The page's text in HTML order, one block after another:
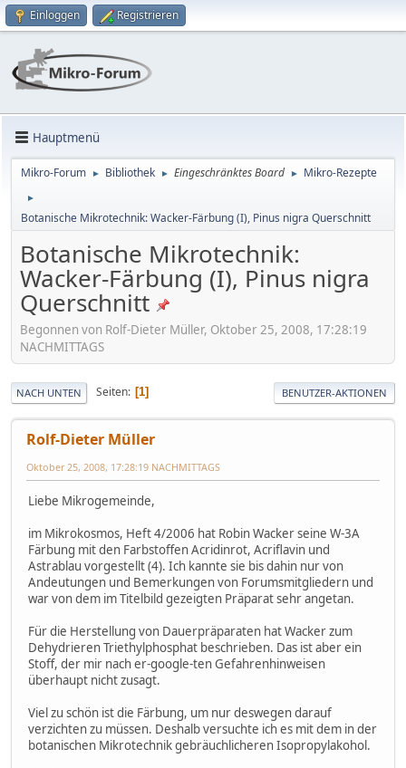
Einloggen Registrieren
Hauptmenü
Mikro-Forum ► Bibliothek ► Eingeschränktes Board ► Mikro-Rezepte
►
Botanische Mikrotechnik: Wacker-Färbung (I), Pinus nigra Querschnitt
Botanische Mikrotechnik:
Wacker-Färbung (I), Pinus nigra
Querschnitt
Begonnen von Rolf-Dieter Müller, Oktober 25, 2008, 17:28:19
NACHMITTAGS
NACH UNTEN Seiten 1 BENUTZER-AKTIONEN
Rolf-Dieter Müller
Oktober 25, 2008, 17:28:19 NACHMITTAGS
Liebe Mikrogemeinde,
im Mikrokosmos, Heft 4/2006 hat Robin Wacker seine W-3A
Färbung mit den Farbstoffen Acridinrot, Acriflavin und
Astrablau vorgestellt (4). Ich kannte sie bis dahin nur von
Andeutungen und Bemerkungen von Forumsmitgliedern und
war von dem im Titelbild gezeigten Präparat sehr angetan.
Für die Herstellung von Dauerpräparaten hat Wacker zum
Dehydrieren Triethylphosphat beschrieben. Das ist aber ein
Stoff, der mir nach er-google-ten Gefahrenhinweisen
überhaupt nicht zusagt.
Viel zu schön ist die Färbung, um nur deswegen darauf
verzichten zu müssen. Deshalb versuchte ich es mit dem in der
botanischen Mikrotechnik gebräuchlicheren Isopropylakohol.